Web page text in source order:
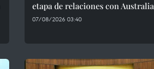
etapa de relaciones con Australia
07/08/2026 03:40